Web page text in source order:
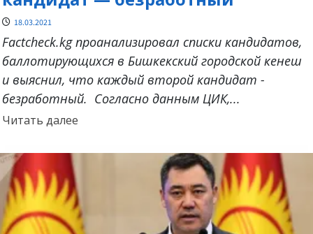
18.03.2021
Factcheck.kg проанализировал списки кандидатов,
баллотирующихся в Бишкекский городской кенеш
и выяснил, что каждый второй кандидат -
безработный. Согласно данным ЦИК,...
Читать далееПрочитать
о